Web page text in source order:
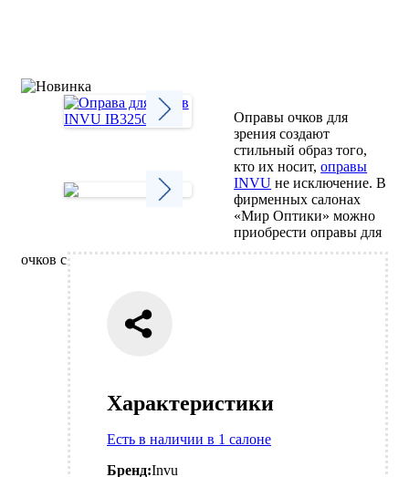
Характеристики
Есть в наличии в 1 салоне
Бренд:Invu
Оправы очков для
зрения создают
стильный образ того,
кто их носит,оправы
INVU не исключение. В
фирменных салонах
«Мир Оптики» можно
приобрести оправы для
очков с